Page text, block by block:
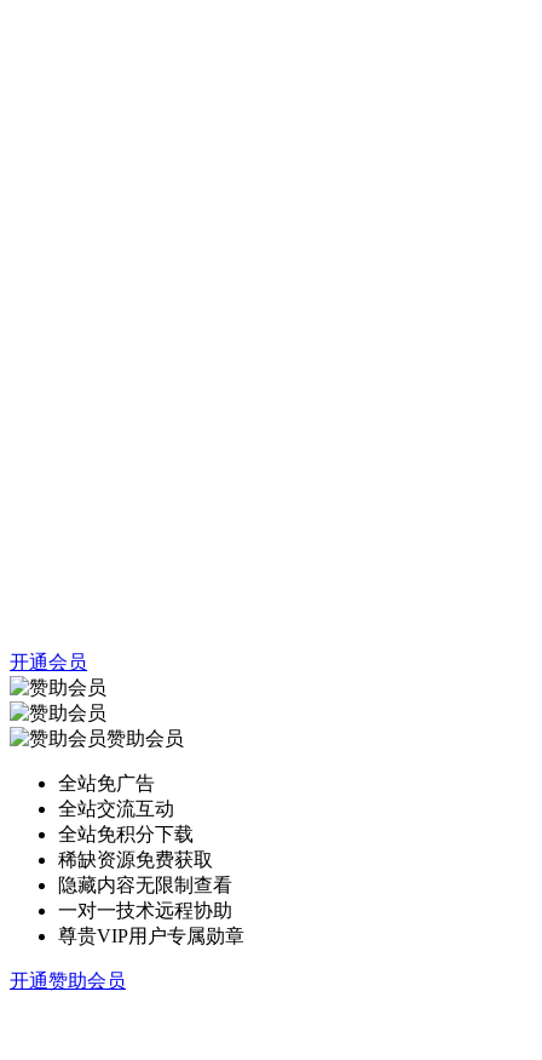
开通会员
赞助会员
全站免广告
全站交流互动
全站免积分下载
稀缺资源免费获取
隐藏内容无限制查看
一对一技术远程协助
尊贵VIP用户专属勋章
开通赞助会员